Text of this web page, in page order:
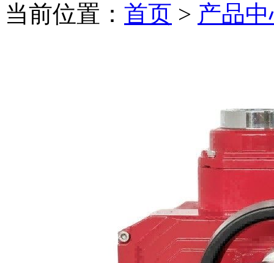
当前位置： 首页 > 产品